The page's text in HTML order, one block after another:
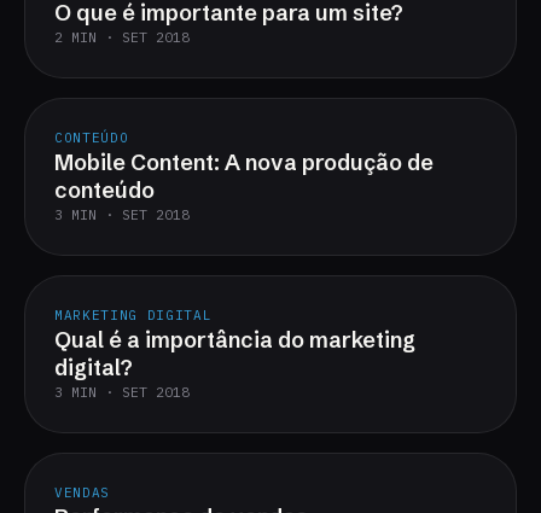
O que é importante para um site?
2 MIN · SET 2018
CONTEÚDO
Mobile Content: A nova produção de
conteúdo
3 MIN · SET 2018
MARKETING DIGITAL
Qual é a importância do marketing
digital?
3 MIN · SET 2018
VENDAS